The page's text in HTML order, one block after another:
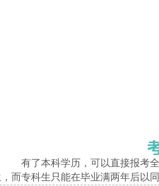
本或高起专的考生应具有高中毕业文化
专业的人员应当取得省级卫生行政部
类其他专业的人员应当是从事卫生、
有了本科学历，可以直接报考
而专科生只能在毕业满两年后以